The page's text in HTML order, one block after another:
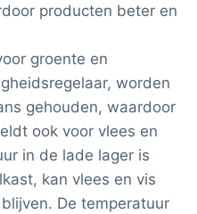
producten beter en
groente en
worden
gehouden, waardoor
ook voor vlees en
in de lade lager is
kan vlees en vis
De temperatuur